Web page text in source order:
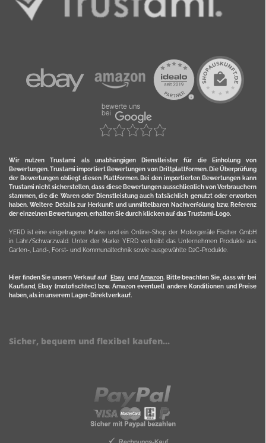
Wir nutzen Trustami als unabhängigen Dienstleister für die Einholung von
Bewertungen. Trustami importiert Bewertungen von Drittplattformen. Die Überprüfung
der Bewertungen obliegt diesen Plattformen. Bei den importierten Bewertungen kann
Trustami nicht sicherstellen, dass diese Bewertungen ausschließlich von Verbrauchern
stammen, die die Waren oder Dienstleistung auch tatsächlich genutzt oder erworben
haben. Weitere Details zur Herkunft und unmittelbaren Nachverfolung bzw. Referenz
der einzelnen Bewertungen, erhalten Sie durch klicken auf das Trustami-Logo.
YERD ist eine eingetragene Marke und ein Online-Shop der Motorgeräte Fischer GmbH
in Lahr/Schwarzwald. Unter der Marke YERD vertreibt das Unternehmen Produkte aus
Garten-, Land-, Forst- und Kommunaltechnik sowie ausgewählte D2C-Produkte.
Hier finden Sie unsern Verkauf auf Ebayund Amazon. Bitte beachten Sie, dass wir bei
Kaufland, Ebay (motofischtec) bzw. Amazon eventuell andere Konditionen und Preise
haben, als in unserem Lager-Direktverkauf.
Sicher, bequem und flexibel kaufen...